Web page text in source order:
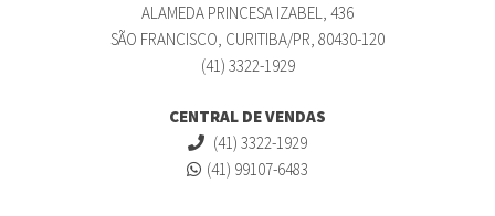
ALAMEDA PRINCESA IZABEL, 436
SÃO FRANCISCO, CURITIBA/PR, 80430-120
(41) 3322-1929
CENTRAL DE VENDAS
(41) 3322-1929
(41) 99107-6483